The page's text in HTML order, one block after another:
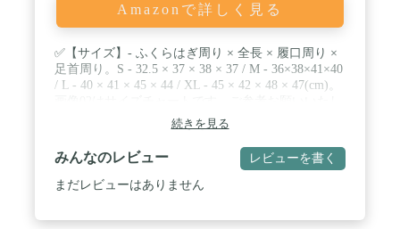
Amazonで詳しく見る
✅【サイズ】- ふくらはぎ周り × 全長 × 履口周り ×
足首周り。S - 32.5 × 37 × 38 × 37 / M - 36×38×41×40
/ L - 40 × 41 × 45 × 44 / XL - 45 × 42 × 48 × 47(cm)。
ます / ✅【防水性】- ロングゲイターは600Ｄオック
スフォード生地で、軽量で裂けにくいです。表地は
撥水加工を施しており、 耐水圧6000mmになります
/ ✅【足カバー】- 登山スパッツは膝下から足首まで
をカバーして、露や雨、泥跳ねからガードします。
続きを見る
みんなのレビュー レビューを書く
まだレビューはありません